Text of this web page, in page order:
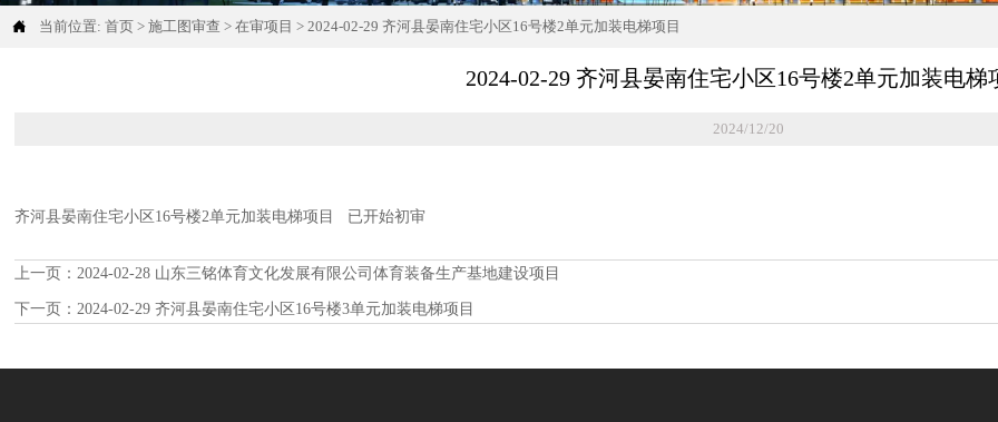
 当前位置: 首页 > 施工图审查 > 在审项目 > 2024-02-29 齐河县晏南住宅小区16号楼2单元加装电梯项目
2024-02-29 齐河县晏南住宅小区16号楼2单元加装电梯
2024/12/20
齐河县晏南住宅小区16号楼2单元加装电梯项目 已开始初审
上一页：2024-02-28 山东三铭体育文化发展有限公司体育装备生产基地建设项目
下一页： 2024-02-29 齐河县晏南住宅小区16号楼3单元加装电梯项目